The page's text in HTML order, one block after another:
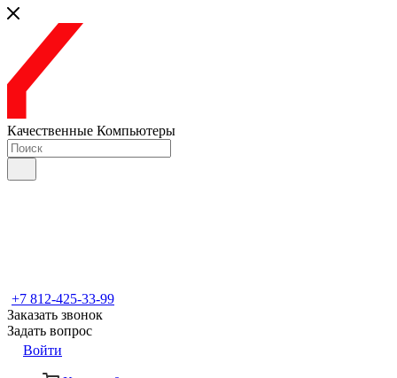
Качественные Компьютеры
+7 812-425-33-99
Заказать звонок
Задать вопрос
Войти